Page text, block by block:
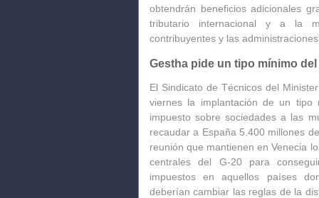
obtendrán beneficios adicionales
tributario internacional y a la
contribuyentes y las
Gestha pide un tipo mínimo del
El Sindicato de Técnicos del
viernes la implantación de un
impuesto sobre sociedades a las
recaudar a España 5.400 millones
reunión que mantienen en Venecia
centrales del G-20 para
impuestos en aquellos países
deberían cambiar las reglas de la